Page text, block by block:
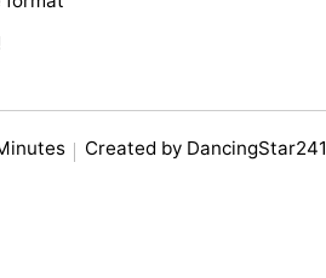
Created by DancingStar241